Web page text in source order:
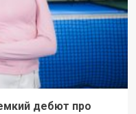
дебют про